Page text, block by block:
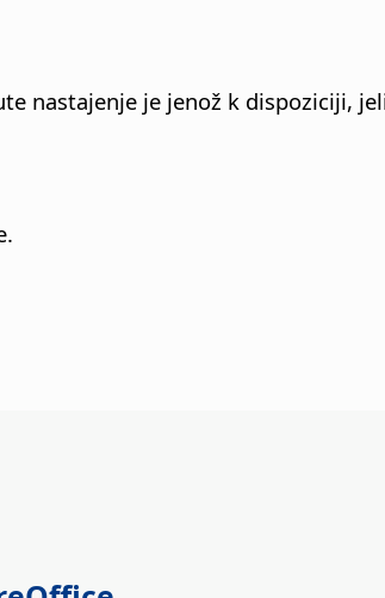
nastajenje je jenož k dispoziciji,